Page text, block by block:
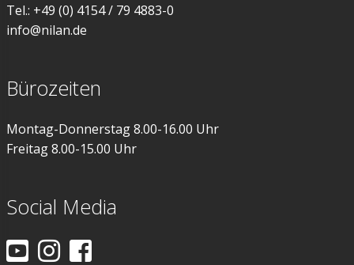
Tel.: +49 (0) 4154 / 79 4883-0
info@nilan.de
Bürozeiten
Montag-Donnerstag 8.00-16.00 Uhr
Freitag 8.00-15.00 Uhr
Social Media